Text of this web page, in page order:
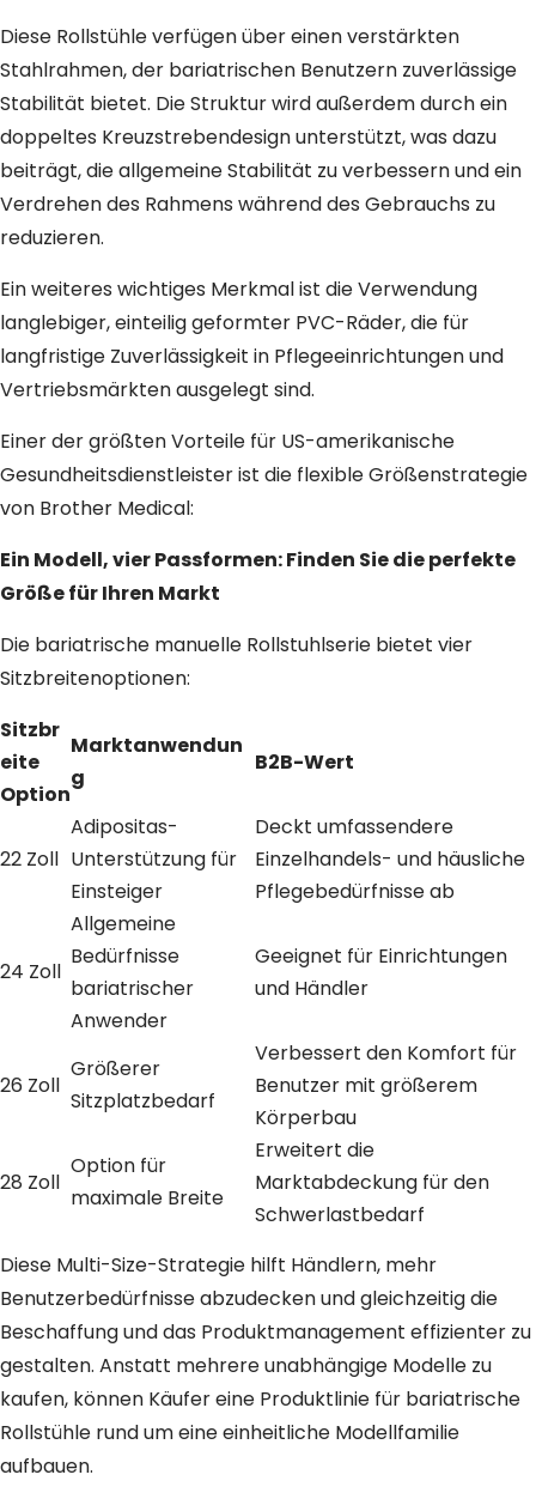
Diese Rollstühle verfügen über einen verstärkten
Stahlrahmen, der bariatrischen Benutzern zuverlässige
Stabilität bietet. Die Struktur wird außerdem durch ein
doppeltes Kreuzstrebendesign unterstützt, was dazu
beiträgt, die allgemeine Stabilität zu verbessern und ein
Verdrehen des Rahmens während des Gebrauchs zu
reduzieren.
Ein weiteres wichtiges Merkmal ist die Verwendung
langlebiger, einteilig geformter PVC-Räder, die für
langfristige Zuverlässigkeit in Pflegeeinrichtungen und
Vertriebsmärkten ausgelegt sind.
Einer der größten Vorteile für US-amerikanische
Gesundheitsdienstleister ist die flexible Größenstrategie
von Brother Medical:
Ein Modell, vier Passformen: Finden Sie die perfekte
Größe für Ihren Markt
Die bariatrische manuelle Rollstuhlserie bietet vier
Sitzbreitenoptionen:
Sitzbr
eite
Option
Marktanwendun
g
B2B-Wert
22 Zoll
Adipositas-
Unterstützung für
Einsteiger
Deckt umfassendere
Einzelhandels- und häusliche
Pflegebedürfnisse ab
24 Zoll
Allgemeine
Bedürfnisse
bariatrischer
Anwender
Geeignet für Einrichtungen
und Händler
26 Zoll
Größerer
Sitzplatzbedarf
Verbessert den Komfort für
Benutzer mit größerem
Körperbau
28 Zoll
Option für
maximale Breite
Erweitert die
Marktabdeckung für den
Schwerlastbedarf
Diese Multi-Size-Strategie hilft Händlern, mehr
Benutzerbedürfnisse abzudecken und gleichzeitig die
Beschaffung und das Produktmanagement effizienter zu
gestalten. Anstatt mehrere unabhängige Modelle zu
kaufen, können Käufer eine Produktlinie für bariatrische
Rollstühle rund um eine einheitliche Modellfamilie
aufbauen.